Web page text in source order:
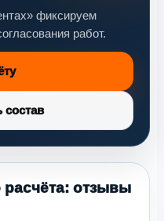
фиксируем
работ.
состав
расчёта: отзывы